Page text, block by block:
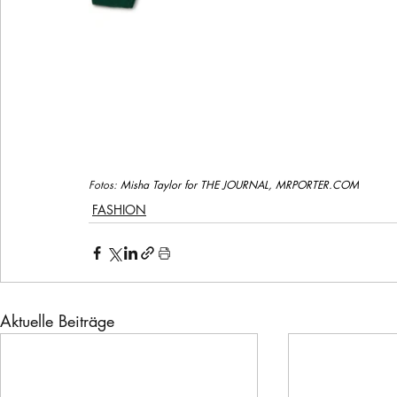
Fotos: Misha Taylor for THE JOURNAL, MRPORTER.COM
FASHION
Aktuelle Beiträge